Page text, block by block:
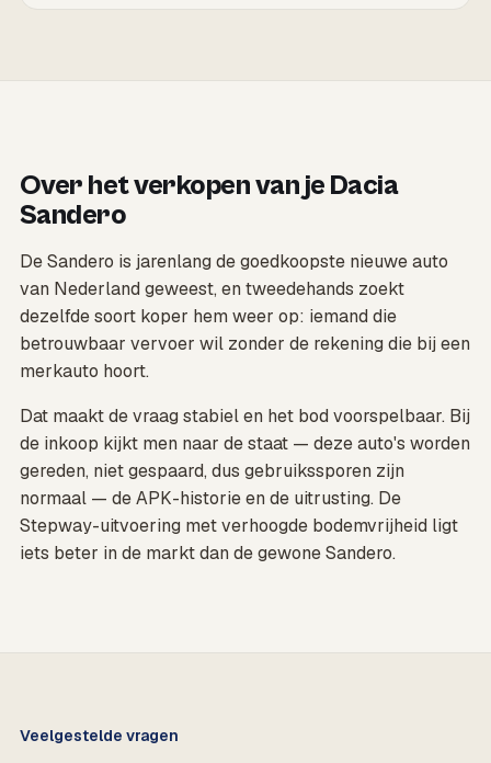
Over het verkopen van je Dacia
Sandero
De Sandero is jarenlang de goedkoopste nieuwe auto
van Nederland geweest, en tweedehands zoekt
dezelfde soort koper hem weer op: iemand die
betrouwbaar vervoer wil zonder de rekening die bij een
merkauto hoort.
Dat maakt de vraag stabiel en het bod voorspelbaar. Bij
de inkoop kijkt men naar de staat — deze auto's worden
gereden, niet gespaard, dus gebruikssporen zijn
normaal — de APK-historie en de uitrusting. De
Stepway-uitvoering met verhoogde bodemvrijheid ligt
iets beter in de markt dan de gewone Sandero.
Veelgestelde vragen